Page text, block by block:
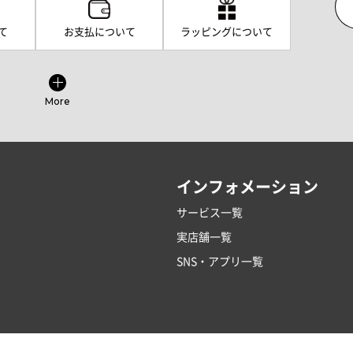
お支払について ラッピングについて
More
インフォメーション
サービス一覧
実店舗一覧
SNS・アプリ一覧